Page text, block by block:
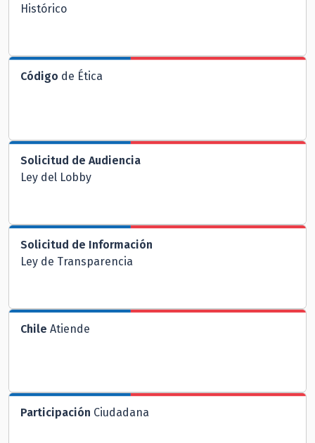
Histórico
Código de Ética
Solicitud de Audiencia
Ley del Lobby
Solicitud de Información
Ley de Transparencia
Chile Atiende
Participación Ciudadana